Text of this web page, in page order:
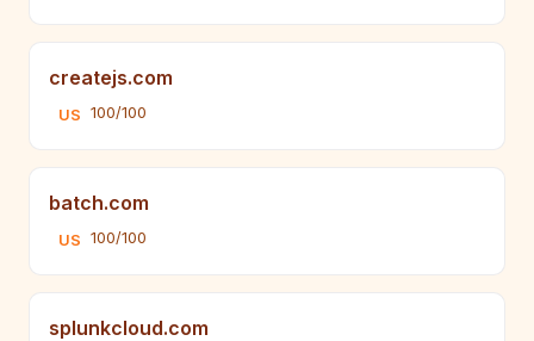
createjs.com
US 100/100
batch.com
US 100/100
splunkcloud.com